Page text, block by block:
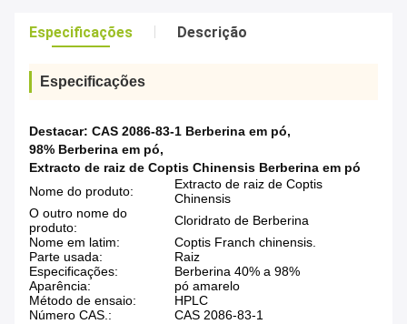
Especificações Descrição
Especificações
Destacar: CAS 2086-83-1 Berberina em pó,
98% Berberina em pó,
Extracto de raiz de Coptis Chinensis Berberina em pó
Nome do produto:
Extracto de raiz de Coptis
Chinensis
O outro nome do
produto:
Cloridrato de Berberina
Nome em latim:
Coptis Franch chinensis.
Parte usada:
Raiz
Especificações:
Berberina 40% a 98%
Aparência:
pó amarelo
Método de ensaio:
HPLC
Número CAS.:
CAS 2086-83-1